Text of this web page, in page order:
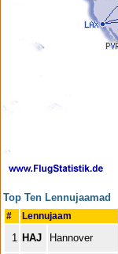
Top Ten Lennujaamad
# Lennujaam
1 HAJ Hannover